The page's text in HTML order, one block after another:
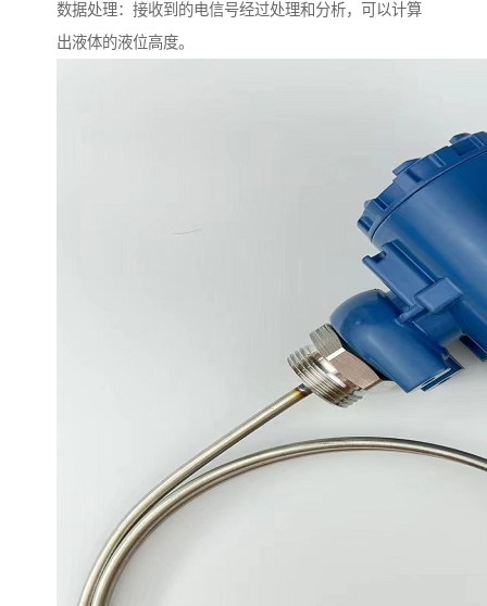
数据处理：接收到的电信号经过处理和分析，可以计算
出液体的液位高度。